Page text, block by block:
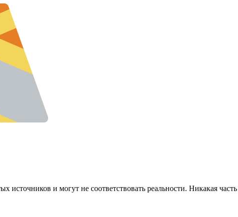
и могут не соответствовать реальности. Никакая